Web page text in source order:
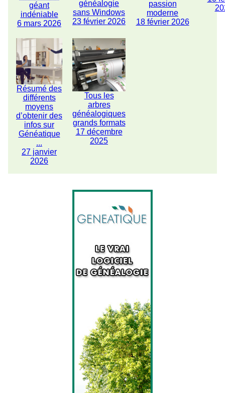
géant
indéniable
6 mars 2026
généalogie
sans Windows
23 février 2026
passion
moderne
18 février 2026
Résumé des
différents
moyens
d’obtenir des
infos sur
Généatique
...
27 janvier
2026
Tous les
arbres
généalogiques
grands formats
17 décembre
2025